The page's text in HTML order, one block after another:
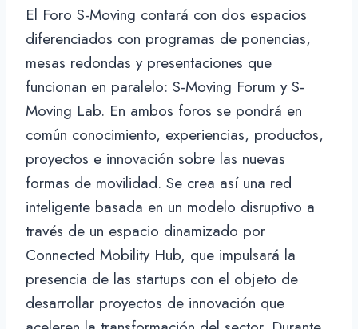
El Foro S-Moving contará con dos espacios
diferenciados con programas de ponencias,
mesas redondas y presentaciones que
funcionan en paralelo: S-Moving Forum y S-
Moving Lab. En ambos foros se pondrá en
común conocimiento, experiencias, productos,
proyectos e innovación sobre las nuevas
formas de movilidad. Se crea así una red
inteligente basada en un modelo disruptivo a
través de un espacio dinamizado por
Connected Mobility Hub, que impulsará la
presencia de las startups con el objeto de
desarrollar proyectos de innovación que